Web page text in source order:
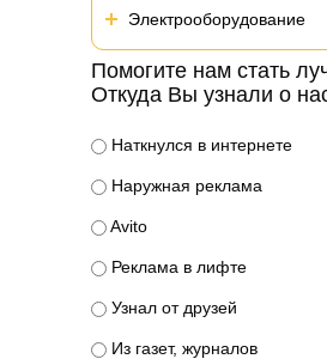
Электрооборудование
Помогите нам стать
Откуда Вы узнали о
Наткнулся в интернете
Наружная реклама
Avito
Реклама в лифте
Узнал от друзей
Из газет, журналов